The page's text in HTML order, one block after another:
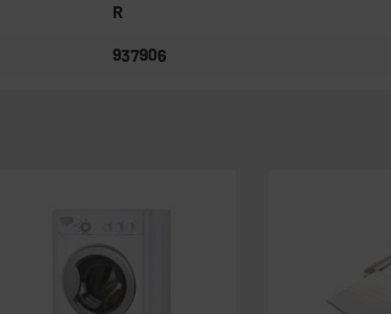
R
937906